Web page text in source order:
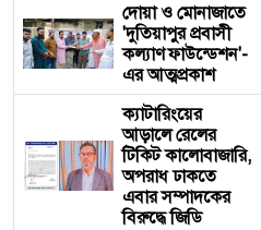
দোয়া ও মোনাজাতে
'দুতিয়াপুর প্রবাসী
কল্যাণ ফাউন্ডেশন'-
এর আত্মপ্রকাশ
ক্যাটারিংয়ের
আড়ালে রেলের
টিকিট কালোবাজারি,
অপরাধ ঢাকতে
এবার সম্পাদকের
বিরুদ্ধে জিডি